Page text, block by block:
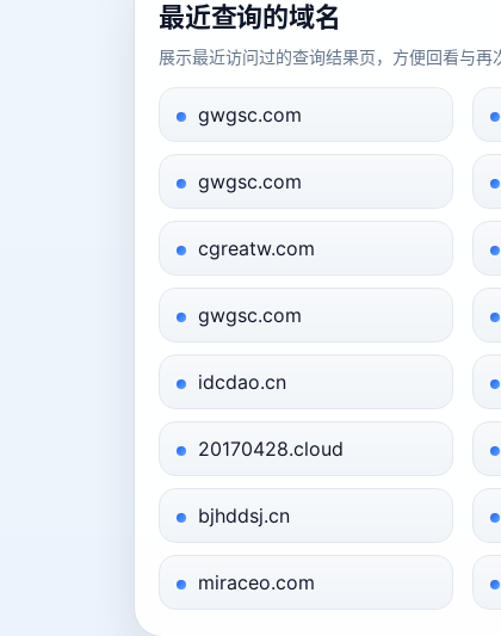
最近查询的域名
展示最近访问过的查询结果页，方便回看与再
gwgsc.com
gwgsc.com
cgreatw.com
gwgsc.com
idcdao.cn
20170428.cloud
bjhddsj.cn
miraceo.com